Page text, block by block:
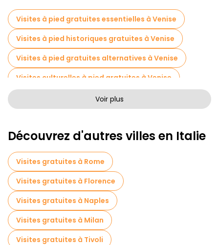
Visites à pied gratuites essentielles à Venise
Visites à pied historiques gratuites à Venise
Visites à pied gratuites alternatives à Venise
Visites culturelles à pied gratuites à Venise
Visites à pied gratuites pour les familles à Venise
Visites autoguidées en Venise
Visites photographiques en Venise
Croisières en Venise
Visite gratuite de la vieille ville à Venise
Visites pour petits groupes en Venise
Visites de marchés en Venise
Voir plus
Découvrez d'autres villes en Italie
Visites gratuites à Rome
Visites gratuites à Florence
Visites gratuites à Naples
Visites gratuites à Milan
Visites gratuites à Tivoli